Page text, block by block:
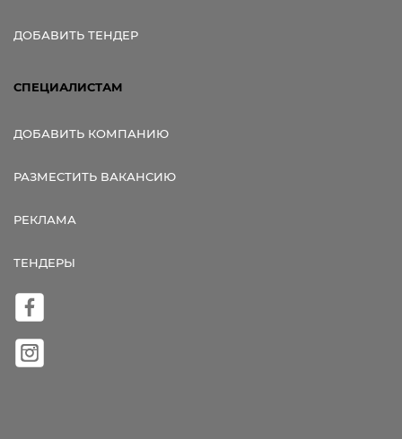
ДОБАВИТЬ ТЕНДЕР
СПЕЦИАЛИСТАМ
ДОБАВИТЬ КОМПАНИЮ
РАЗМЕСТИТЬ ВАКАНСИЮ
РЕКЛАМА
ТЕНДЕРЫ